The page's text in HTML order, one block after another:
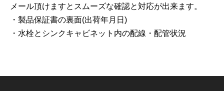
メール頂けますとスムーズな確認と対応が出来ます。
・製品保証書の裏面(出荷年月日)
・水栓とシンクキャビネット内の配線・配管状況